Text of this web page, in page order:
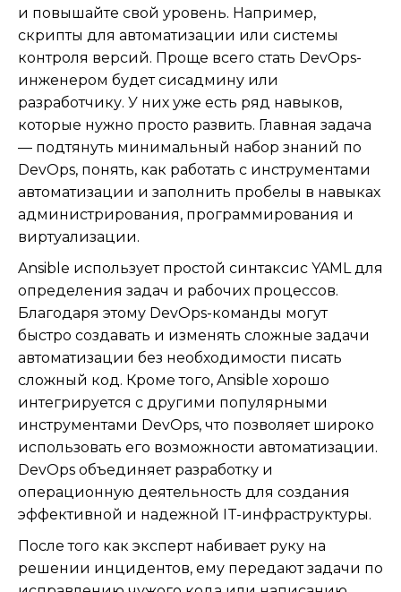
и повышайте свой уровень. Например,
скрипты для автоматизации или системы
контроля версий. Проще всего стать DevOps-
инженером будет сисадмину или
разработчику. У них уже есть ряд навыков,
которые нужно просто развить. Главная задача
— подтянуть минимальный набор знаний по
DevOps, понять, как работать с инструментами
автоматизации и заполнить пробелы в навыках
администрирования, программирования и
виртуализации.
Ansible использует простой синтаксис YAML для
определения задач и рабочих процессов.
Благодаря этому DevOps-команды могут
быстро создавать и изменять сложные задачи
автоматизации без необходимости писать
сложный код. Кроме того, Ansible хорошо
интегрируется с другими популярными
инструментами DevOps, что позволяет широко
использовать его возможности автоматизации.
DevOps объединяет разработку и
операционную деятельность для создания
эффективной и надежной IT-инфраструктуры.
После того как эксперт набивает руку на
решении инцидентов, ему передают задачи по